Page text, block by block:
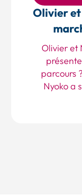
Olivier et
Olivier et
parcours
Nyoko a